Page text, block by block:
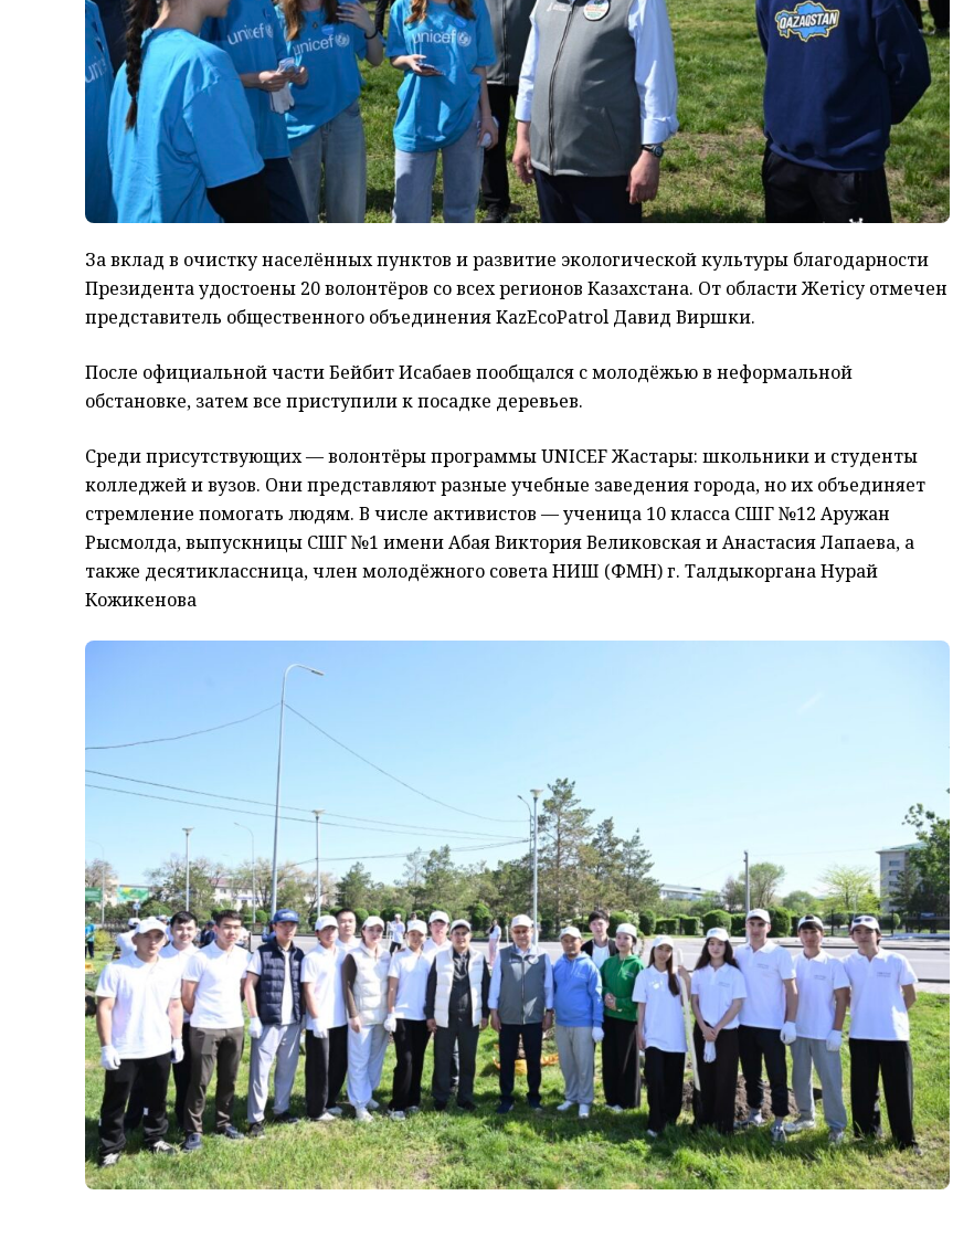
За вклад в очистку населённых пунктов и развитие экологической культуры благодарности
Президента удостоены 20 волонтёров со всех регионов Казахстана. От области Жетісу отмечен
представитель общественного объединения KazEcoPatrol Давид Виршки.
После официальной части Бейбит Исабаев пообщался с молодёжью в неформальной
обстановке, затем все приступили к посадке деревьев.
Среди присутствующих — волонтёры программы UNICEF Жастары: школьники и студенты
колледжей и вузов. Они представляют разные учебные заведения города, но их объединяет
стремление помогать людям. В числе активистов — ученица 10 класса СШГ №12 Аружан
Рысмолда, выпускницы СШГ №1 имени Абая Виктория Великовская и Анастасия Лапаева, а
также десятиклассница, член молодёжного совета НИШ (ФМН) г. Талдыкоргана Нурай
Кожикенова